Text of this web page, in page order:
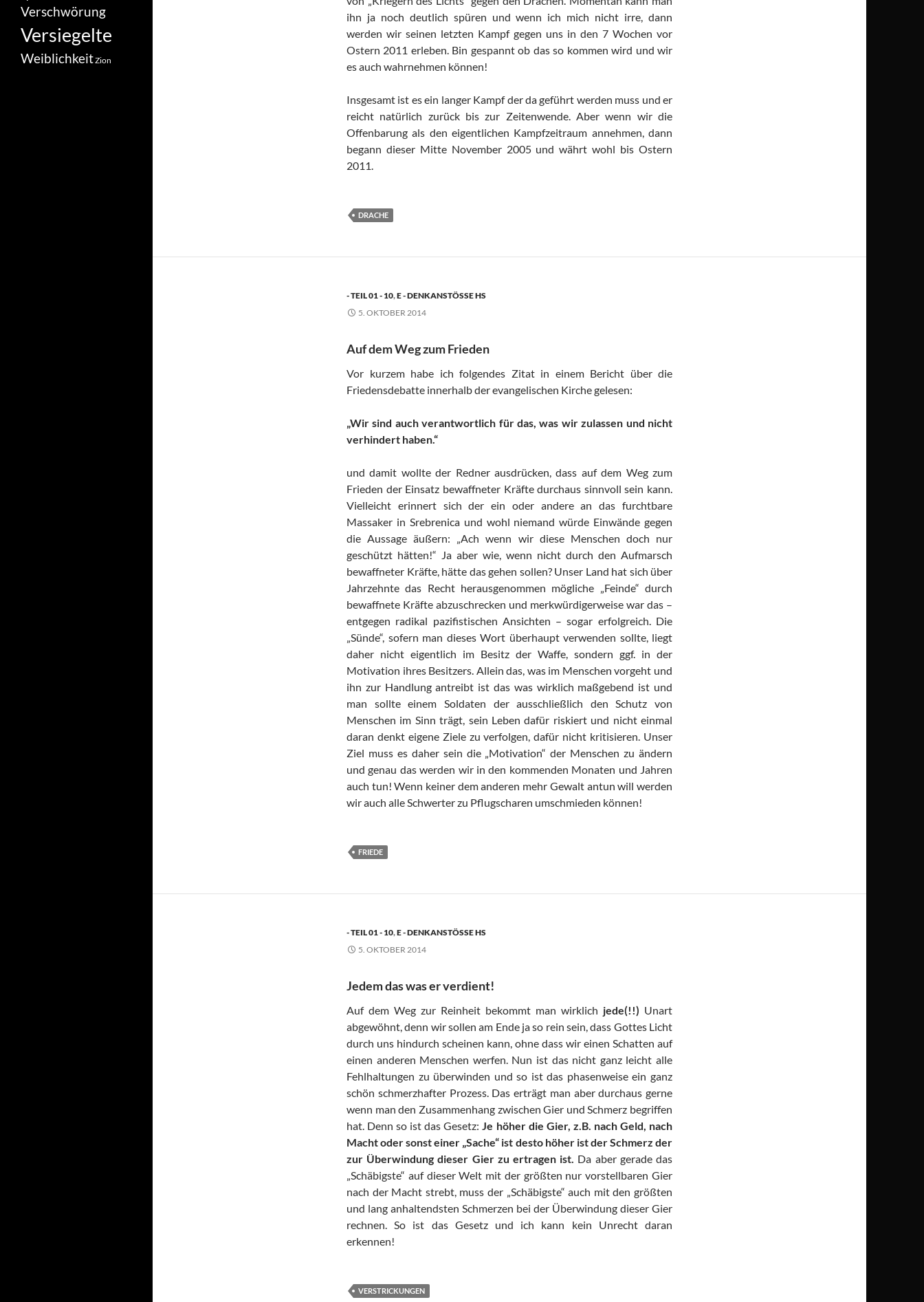
ihn ja noch deutlich spüren und wenn ich mich nicht irre, dann
werden wir seinen letzten Kampf gegen uns in den 7 Wochen vor
Ostern 2011 erleben. Bin gespannt ob das so kommen wird und wir
es auch wahrnehmen können!
Insgesamt ist es ein langer Kampf der da geführt werden muss und er
reicht natürlich zurück bis zur Zeitenwende. Aber wenn wir die
Offenbarung als den eigentlichen Kampfzeitraum annehmen, dann
begann dieser Mitte November 2005 und währt wohl bis Ostern
2011.
DRACHE
- TEIL 01 - 10,E - DENKANSTÖSSE HS
5. OKTOBER 2014
Auf dem Weg zum Frieden
Vor kurzem habe ich folgendes Zitat in einem Bericht über die
Friedensdebatte innerhalb der evangelischen Kirche gelesen:
„Wir sind auch verantwortlich für das, was wir zulassen und nicht
verhindert haben.“
und damit wollte der Redner ausdrücken, dass auf dem Weg zum
Frieden der Einsatz bewaffneter Kräfte durchaus sinnvoll sein kann.
Vielleicht erinnert sich der ein oder andere an das furchtbare
Massaker in Srebrenica und wohl niemand würde Einwände gegen
die Aussage äußern: „Ach wenn wir diese Menschen doch nur
geschützt hätten!“ Ja aber wie, wenn nicht durch den Aufmarsch
bewaffneter Kräfte, hätte das gehen sollen? Unser Land hat sich über
Jahrzehnte das Recht herausgenommen mögliche „Feinde“ durch
bewaffnete Kräfte abzuschrecken und merkwürdigerweise war das –
entgegen radikal pazifistischen Ansichten – sogar erfolgreich. Die
„Sünde“, sofern man dieses Wort überhaupt verwenden sollte, liegt
daher nicht eigentlich im Besitz der Waffe, sondern ggf. in der
Motivation ihres Besitzers. Allein das, was im Menschen vorgeht und
ihn zur Handlung antreibt ist das was wirklich maßgebend ist und
man sollte einem Soldaten der ausschließlich den Schutz von
Menschen im Sinn trägt, sein Leben dafür riskiert und nicht einmal
daran denkt eigene Ziele zu verfolgen, dafür nicht kritisieren. Unser
Ziel muss es daher sein die „Motivation“ der Menschen zu ändern
und genau das werden wir in den kommenden Monaten und Jahren
auch tun! Wenn keiner dem anderen mehr Gewalt antun will werden
wir auch alle Schwerter zu Pflugscharen umschmieden können!
FRIEDE
- TEIL 01 - 10,E - DENKANSTÖSSE HS
5. OKTOBER 2014
Jedem das was er verdient!
Auf dem Weg zur Reinheit bekommt man wirklich jede(!!) Unart
abgewöhnt, denn wir sollen am Ende ja so rein sein, dass Gottes Licht
durch uns hindurch scheinen kann, ohne dass wir einen Schatten auf
einen anderen Menschen werfen. Nun ist das nicht ganz leicht alle
Fehlhaltungen zu überwinden und so ist das phasenweise ein ganz
schön schmerzhafter Prozess. Das erträgt man aber durchaus gerne
wenn man den Zusammenhang zwischen Gier und Schmerz begriffen
hat. Denn so ist das Gesetz:Je höher die Gier, z.B. nach Geld, nach
Macht oder sonst einer „Sache“ ist desto höher ist der Schmerz der
zur Überwindung dieser Gier zu ertragen ist. Da aber gerade das
„Schäbigste“ auf dieser Welt mit der größten nur vorstellbaren Gier
nach der Macht strebt, muss der „Schäbigste“ auch mit den größten
und lang anhaltendsten Schmerzen bei der Überwindung dieser Gier
rechnen. So ist das Gesetz und ich kann kein Unrecht daran
erkennen!
VERSTRICKUNGEN
Verschwörung
Versiegelte
WeiblichkeitZion